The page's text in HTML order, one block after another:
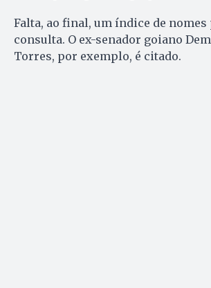
Falta, ao final, um índice de
consulta. O ex-senador goiano
Torres, por exemplo, é citado.